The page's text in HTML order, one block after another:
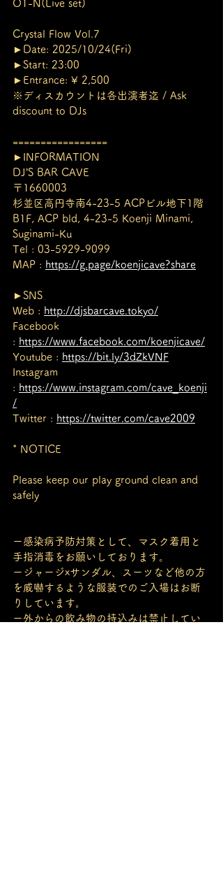
O1-N(Live set)
Crystal Flow Vol.7
►Date: 2025/10/24(Fri)
►Start: 23:00
►Entrance: ¥ 2,500
※ディスカウントは各出演者迄 / Ask
discount to DJs
=================
►INFORMATION
DJ’S BAR CAVE
〒1660003
杉並区高円寺南4-23-5 ACPビル地下1階
B1F, ACP bld, 4-23-5 Koenji Minami,
Suginami-Ku
Tel : 03-5929-9099
MAP : https://g.page/koenjicave?share
►SNS
Web : http://djsbarcave.tokyo/
Facebook
: https://www.facebook.com/koenjicave/
Youtube : https://bit.ly/3dZkVNF
Instagram
: https://www.instagram.com/cave_koenji
/
Twitter : https://twitter.com/cave2009
* NOTICE
Please keep our play ground clean and
safely
ー感染病予防対策として、マスク着用と
手指消毒をお願いしております。
ージャージxサンダル、スーツなど他の方
を威嚇するような服装でのご入場はお断
りしています。
ー外からの飲み物の持込みは禁止してい